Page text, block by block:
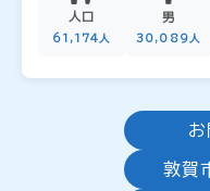
人口
61,174人
男
30,089人
敦賀